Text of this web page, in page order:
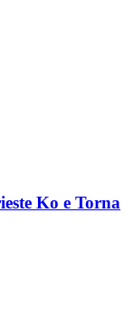
Ko e Torna